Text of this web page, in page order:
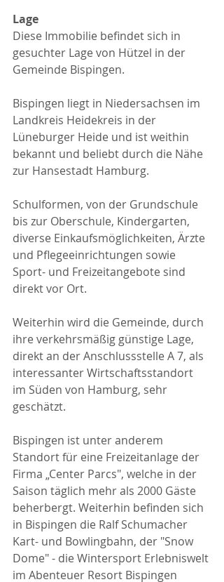
Lage
Diese Immobilie befindet sich in
gesuchter Lage von Hützel in der
Gemeinde Bispingen.
Bispingen liegt in Niedersachsen im
Landkreis Heidekreis in der
Lüneburger Heide und ist weithin
bekannt und beliebt durch die Nähe
zur Hansestadt Hamburg.
Schulformen, von der Grundschule
bis zur Oberschule, Kindergarten,
diverse Einkaufsmöglichkeiten, Ärzte
und Pflegeeinrichtungen sowie
Sport- und Freizeitangebote sind
direkt vor Ort.
Weiterhin wird die Gemeinde, durch
ihre verkehrsmäßig günstige Lage,
direkt an der Anschlussstelle A 7, als
interessanter Wirtschaftsstandort
im Süden von Hamburg, sehr
geschätzt.
Bispingen ist unter anderem
Standort für eine Freizeitanlage der
Firma „Center Parcs", welche in der
Saison täglich mehr als 2000 Gäste
beherbergt. Weiterhin befinden sich
in Bispingen die Ralf Schumacher
Kart- und Bowlingbahn, der "Snow
Dome" - die Wintersport Erlebniswelt
im Abenteuer Resort Bispingen